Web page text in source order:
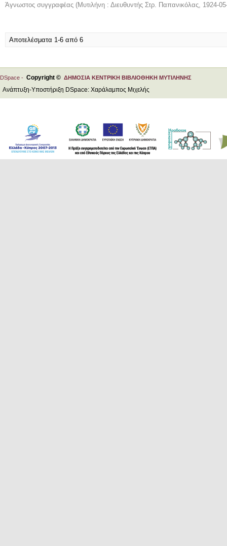
Άγνωστος συγγραφέας (Μυτιλήνη : Διευθυντής Στρ. Παπανικόλας, 1924-
Αποτελέσματα 1-6 από 6
DSpace - Copyright © ΔΗΜΟΣΙΑ ΚΕΝΤΡΙΚΗ ΒΙΒΛΙΟΘΗΚΗ ΜΥΤΙΛΗΝΗΣ
Ανάπτυξη-Υποστήριξη DSpace: Χαράλαμπος Μιχελής